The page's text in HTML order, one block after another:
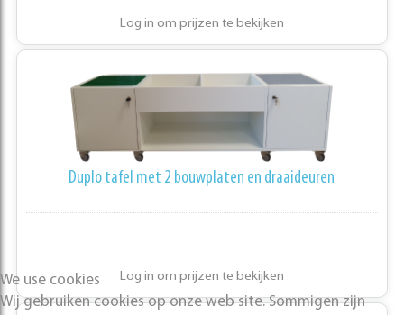
Log in om prijzen te bekijken
Duplo tafel met 2 bouwplaten en draaideuren
Log in om prijzen te bekijken
We use cookies
Wij gebruiken cookies op onze web site. Sommigen zijn